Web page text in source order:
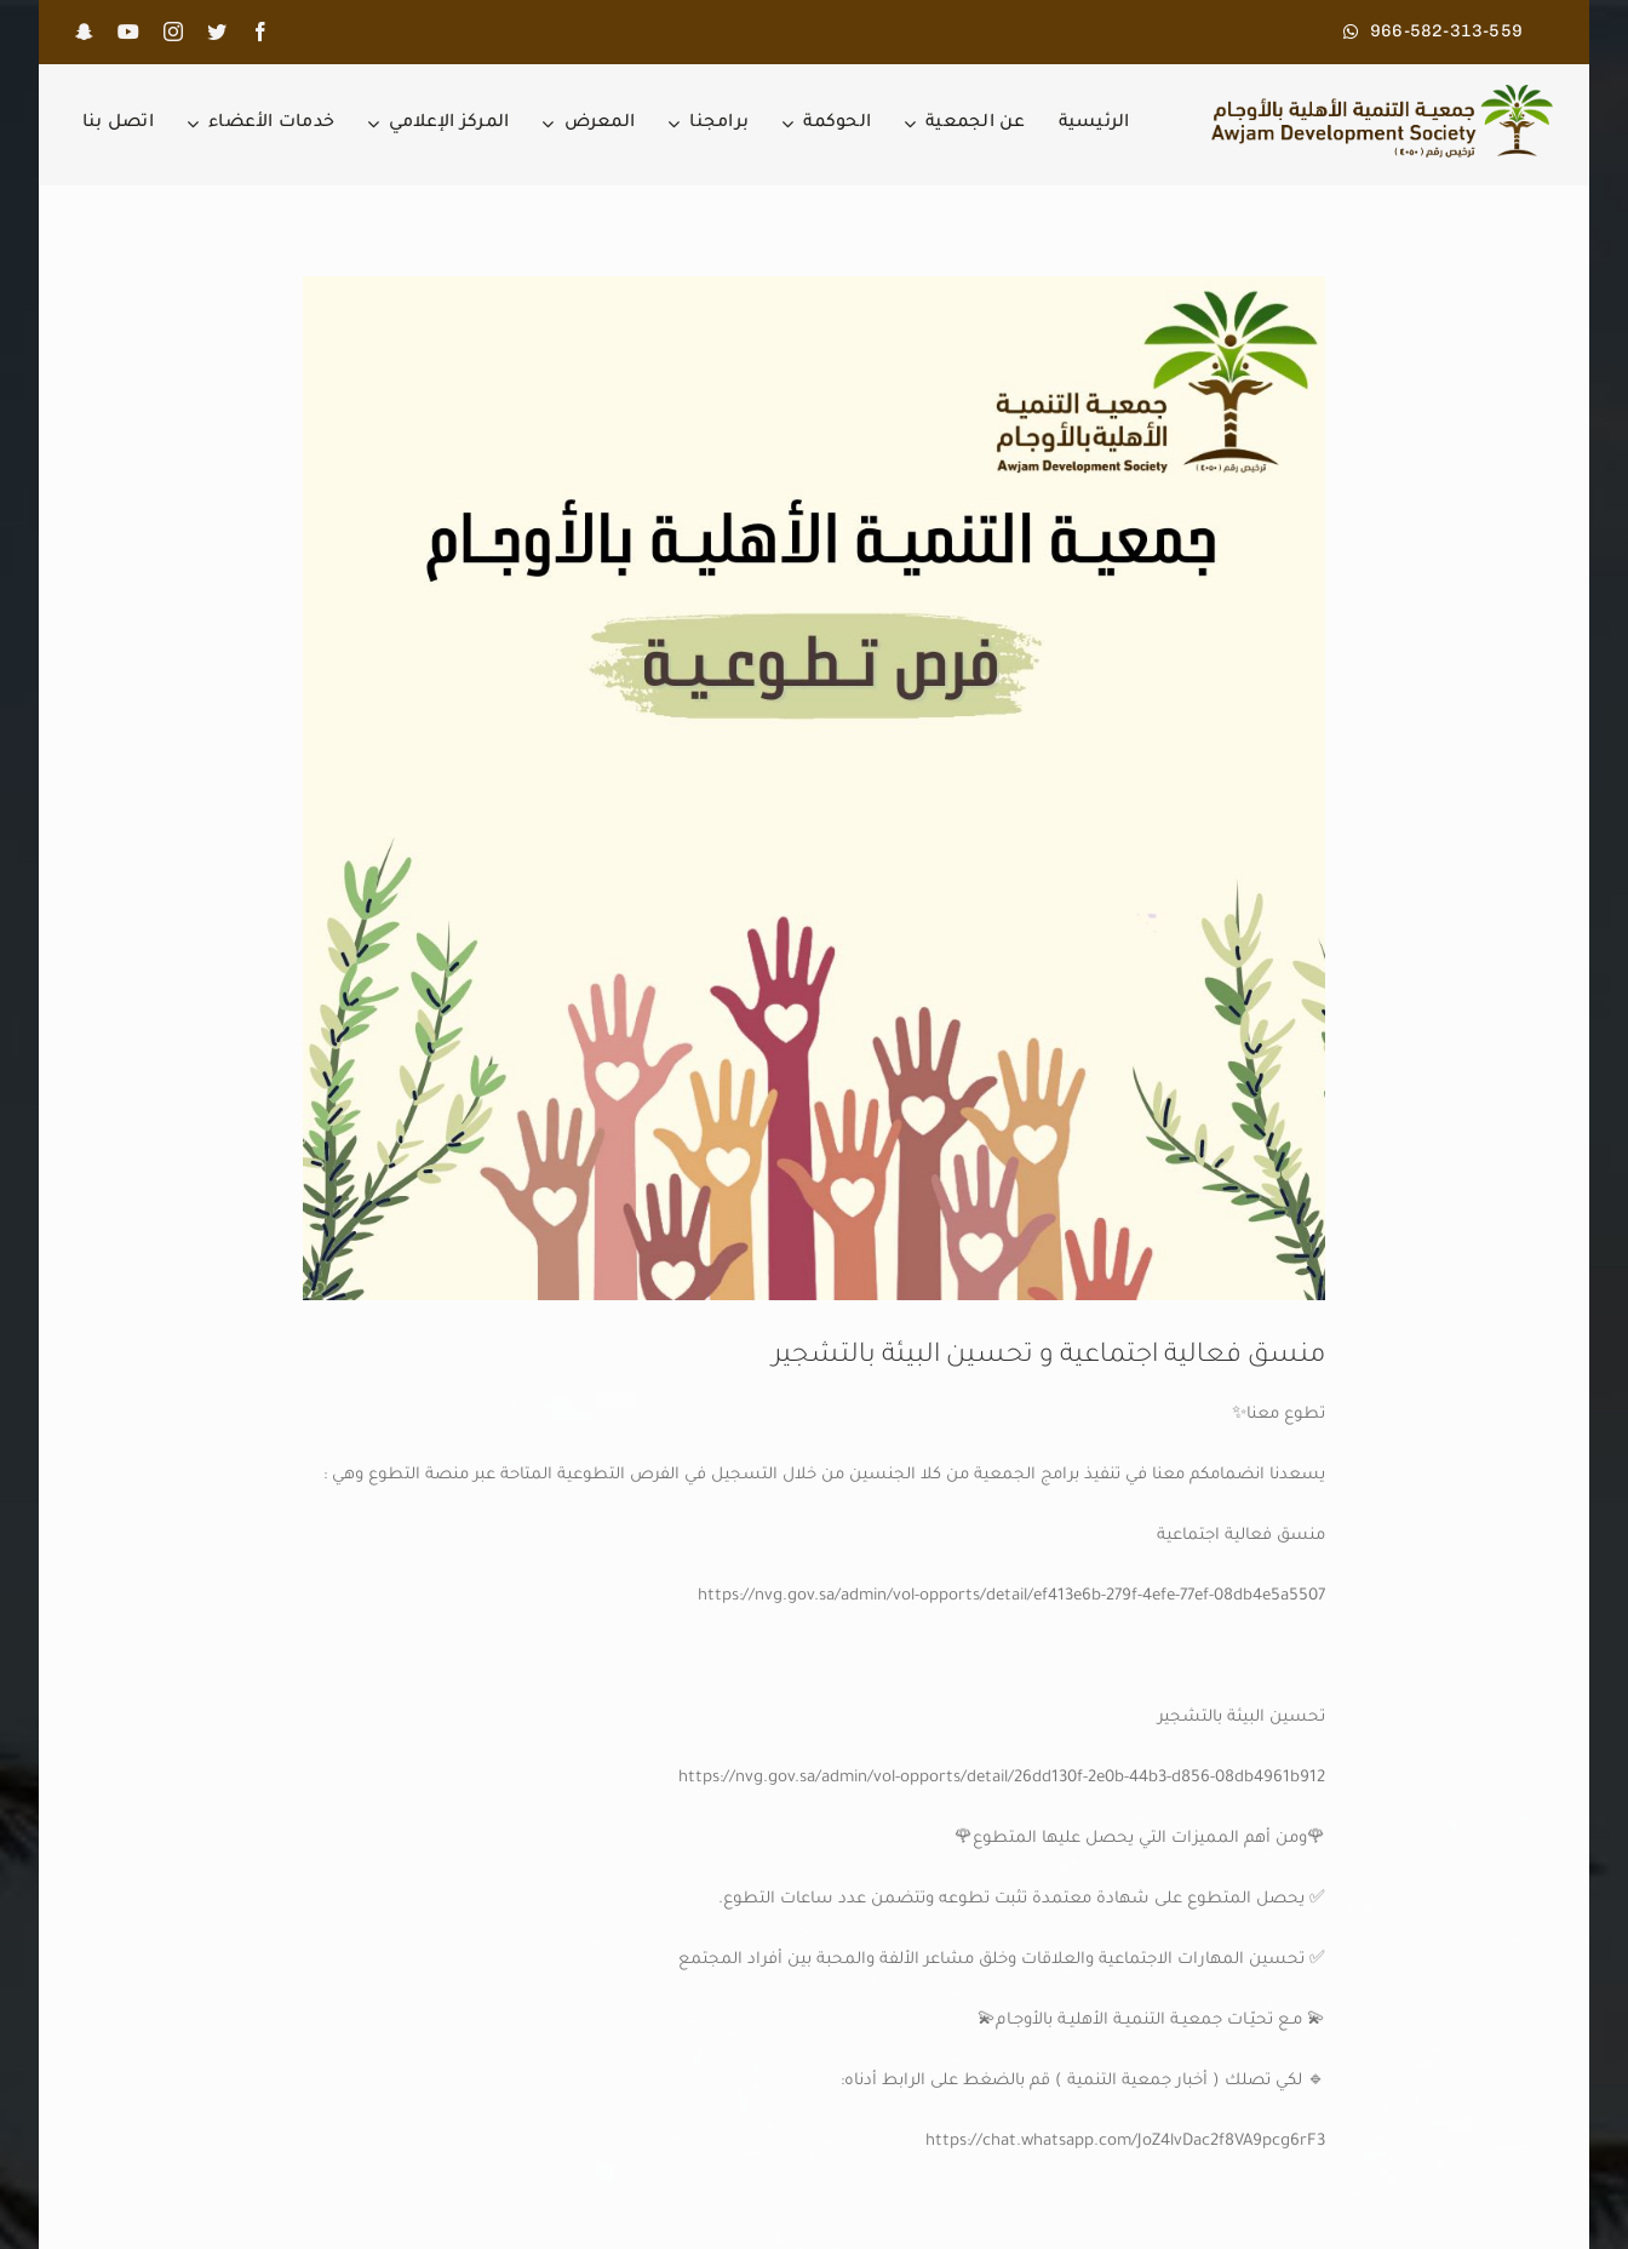
966-582-313-559
الرئيسية عن الجمعية الحوكمة برامجنا المعرض المركز الإعلامي خدمات الأعضاء اتصل بنا
صورة
أكبر
منسق فعالية اجتماعية و تحسين البيئة بالتشجير
تطوع معنا✨
يسعدنا انضمامكم معنا في تنفيذ برامج الجمعية من كلا الجنسين من خلال التسجيل في الفرص التطوعية المتاحة عبر منصة التطوع وهي :
منسق فعالية اجتماعية
https://nvg.gov.sa/admin/vol-opports/detail/ef413e6b-279f-4efe-77ef-08db4e5a5507
تحسين البيئة بالتشجير
https://nvg.gov.sa/admin/vol-opports/detail/26dd130f-2e0b-44b3-d856-08db4961b912
🌹ومن أهم المميزات التي يحصل عليها المتطوع🌹
✅ يحصل المتطوع على شهادة معتمدة تثبت تطوعه وتتضمن عدد ساعات التطوع.
✅ تحسين المهارات الاجتماعية والعلاقات وخلق مشاعر الألفة والمحبة بين أفراد المجتمع
💫 مـع تحيّـات جمعيـة التنميـة الأهليـة بالأوجـام💫
🔹 لكي تصلك ( أخبار جمعية التنمية ) قم بالضغط على الرابط أدناه:
https://chat.whatsapp.com/JoZ4lvDac2f8VA9pcg6rF3